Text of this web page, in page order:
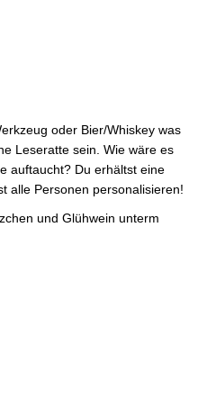
oder Bier/Whiskey was
Leseratte sein. Wie wäre es
auftaucht? Du erhältst eine
alle Personen personalisieren!
und Glühwein unterm